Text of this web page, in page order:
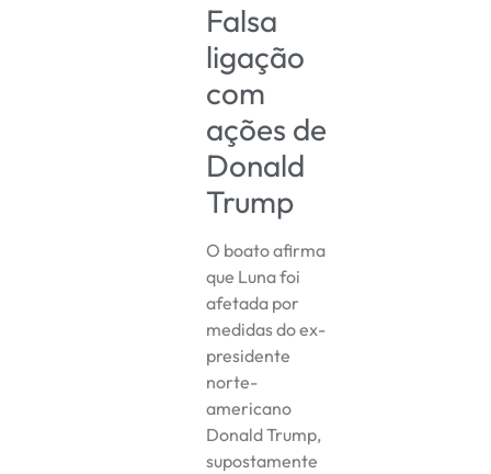
Falsa
ligação
com
ações de
Donald
Trump
O boato afirma
que Luna foi
afetada por
medidas do ex-
presidente
norte-
americano
Donald Trump,
supostamente